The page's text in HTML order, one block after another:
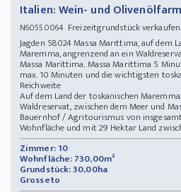
Italien: Wein- und
N60550064Freizeitgrundstück
Jagden 58024 Massa Marittima, auf dem
Maremma, angrenzend an ein
Massa Marittima. Massa Marittima 5
max. 10 Minuten und die wichtigsten
Reichweite
Auf dem Land der toskanischen
Waldreservat, zwischen dem Meer und
Bauernhof / Agritourismus von
Wohnfläche und mit 29 Hektar Land
Zimmer: 10
Wohnfläche: 730,00m²
Grundstück: 30,00ha
Grosseto